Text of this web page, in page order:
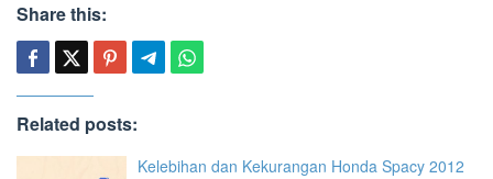
Share this:
Related posts:
Kelebihan dan Kekurangan Honda Spacy 2012